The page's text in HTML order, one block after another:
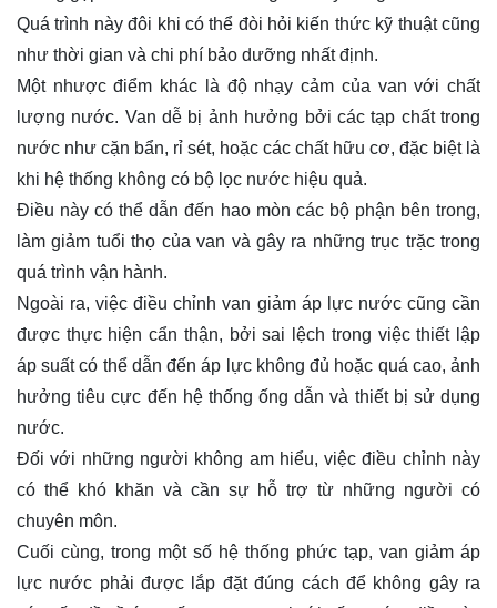
Quá trình này đôi khi có thể đòi hỏi kiến thức kỹ thuật cũng
như thời gian và chi phí bảo dưỡng nhất định.
Một nhược điểm khác là độ nhạy cảm của van với chất
lượng nước. Van dễ bị ảnh hưởng bởi các tạp chất trong
nước như cặn bẩn, rỉ sét, hoặc các chất hữu cơ, đặc biệt là
khi hệ thống không có bộ lọc nước hiệu quả.
Điều này có thể dẫn đến hao mòn các bộ phận bên trong,
làm giảm tuổi thọ của van và gây ra những trục trặc trong
quá trình vận hành.
Ngoài ra, việc điều chỉnh van giảm áp lực nước cũng cần
được thực hiện cẩn thận, bởi sai lệch trong việc thiết lập
áp suất có thể dẫn đến áp lực không đủ hoặc quá cao, ảnh
hưởng tiêu cực đến hệ thống ống dẫn và thiết bị sử dụng
nước.
Đối với những người không am hiểu, việc điều chỉnh này
có thể khó khăn và cần sự hỗ trợ từ những người có
chuyên môn.
Cuối cùng, trong một số hệ thống phức tạp, van giảm áp
lực nước phải được lắp đặt đúng cách để không gây ra